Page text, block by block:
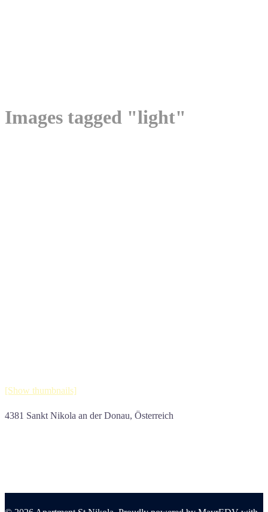
Images tagged "light"
[Show thumbnails]
4381 Sankt Nikola an der Donau, Österreich